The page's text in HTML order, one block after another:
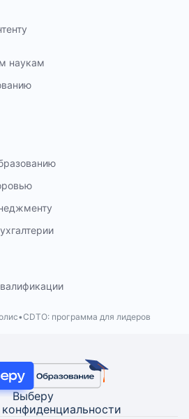
наукам
CDTO: программа для лидеров
Выберу